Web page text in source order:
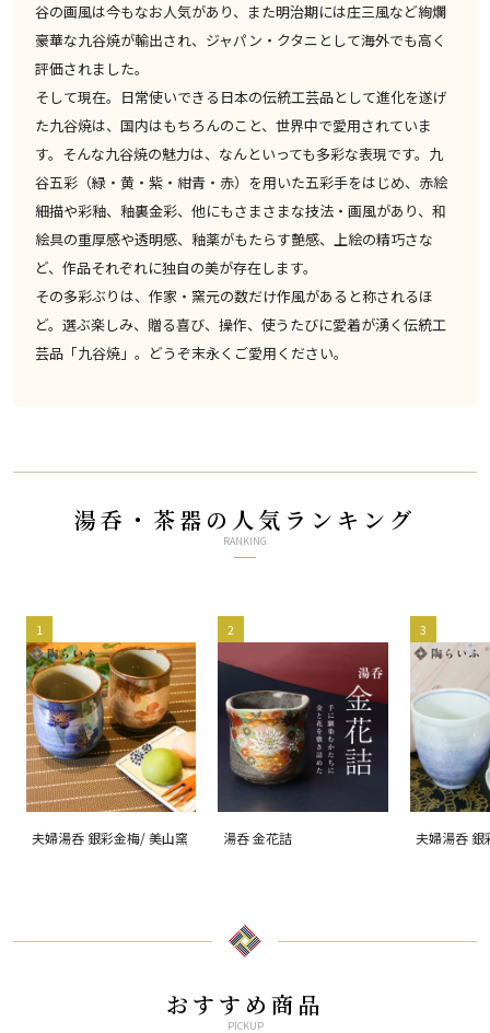
谷の画風は今もなお人気があり、また明治期には庄三風など絢爛
豪華な九谷焼が輸出され、ジャパン・クタニとして海外でも高く
評価されました。
そして現在。日常使いできる日本の伝統工芸品として進化を遂げ
た九谷焼は、国内はもちろんのこと、世界中で愛用されていま
す。そんな九谷焼の魅力は、なんといっても多彩な表現です。九
谷五彩（緑・黄・紫・紺青・赤）を用いた五彩手をはじめ、赤絵
細描や彩釉、釉裏金彩、他にもさまさまな技法・画風があり、和
絵具の重厚感や透明感、釉薬がもたらす艶感、上絵の精巧さな
ど、作品それぞれに独自の美が存在します。
その多彩ぶりは、作家・窯元の数だけ作風があると称されるほ
ど。選ぶ楽しみ、贈る喜び、操作、使うたびに愛着が湧く伝統工
芸品「九谷焼」。どうぞ末永くご愛用ください。
湯呑・茶器の人気ランキング
RANKING
1
夫婦湯呑 銀彩金梅/ 美山窯
2
湯呑 金花詰
3
夫婦湯呑 銀
おすすめ商品
PICKUP